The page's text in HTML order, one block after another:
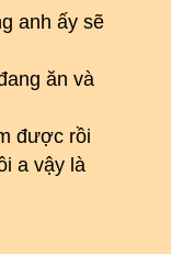
anh ấy sẽ
ăn và
được rồi
a vậy là